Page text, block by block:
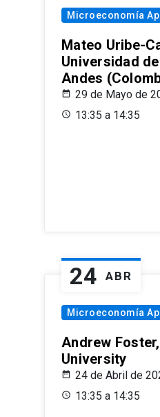
Microeconomía
Mateo Uribe-
Universidad
Andes
29 de Mayo de
13:35 a 14:35
24 ABR
Microeconomía
Andrew
University
24 de Abril de
13:35 a 14:35